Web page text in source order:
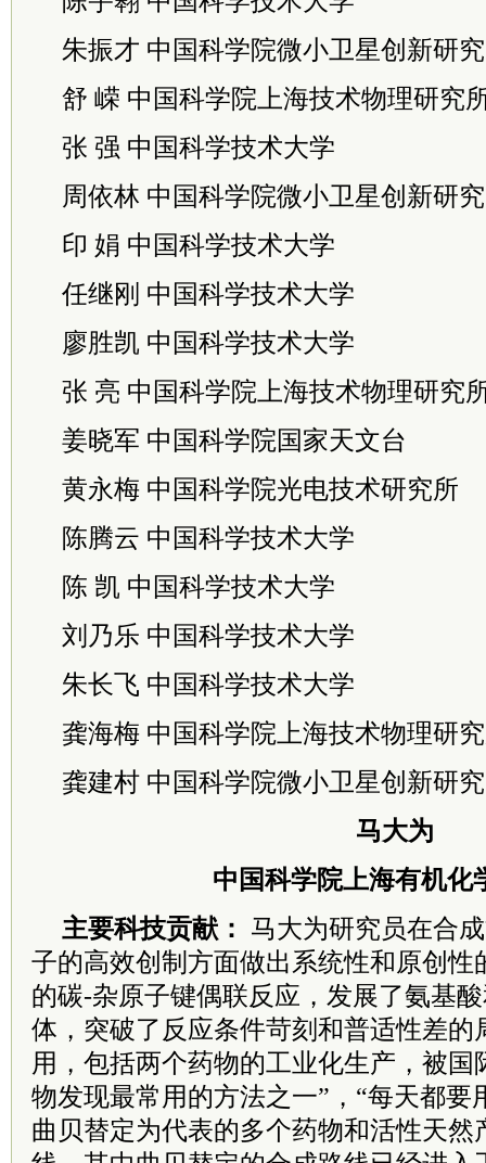
朱振才 中国科学院微小卫星创新研
舒 嵘 中国科学院上海技术物理研究
张 强 中国科学技术大学
周依林 中国科学院微小卫星创新研
印 娟 中国科学技术大学
任继刚 中国科学技术大学
廖胜凯 中国科学技术大学
张 亮 中国科学院上海技术物理研究
姜晓军 中国科学院国家天文台
黄永梅 中国科学院光电技术研究所
陈腾云 中国科学技术大学
陈 凯 中国科学技术大学
刘乃乐 中国科学技术大学
朱长飞 中国科学技术大学
龚海梅 中国科学院上海技术物理研
龚建村 中国科学院微小卫星创新研
马大为
中国科学院上海有机化
主要科技贡献：
马大为研究员在合
子的高效创制方面做出系统性和原创性
的碳-杂原子键偶联反应，发展了氨基
体， 突破了反应条件苛刻和普适性差的
用， 包括两个药物的工业化生产，被国
物发现最常用的方法之一”，“每天都要
曲贝替定为代表的多个药物和活性天然